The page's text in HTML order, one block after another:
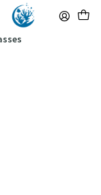
extresso: 14,90€)